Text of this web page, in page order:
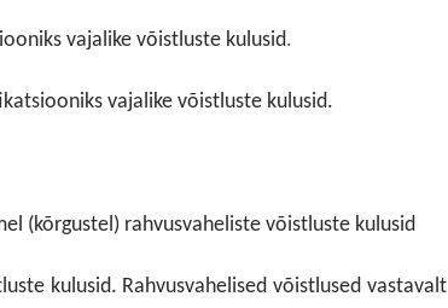
vajalike võistluste kulusid.
vajalike võistluste kulusid.
(kõrgustel) rahvusvaheliste võistluste kulusid
kulusid. Rahvusvahelised võistlused vastavalt